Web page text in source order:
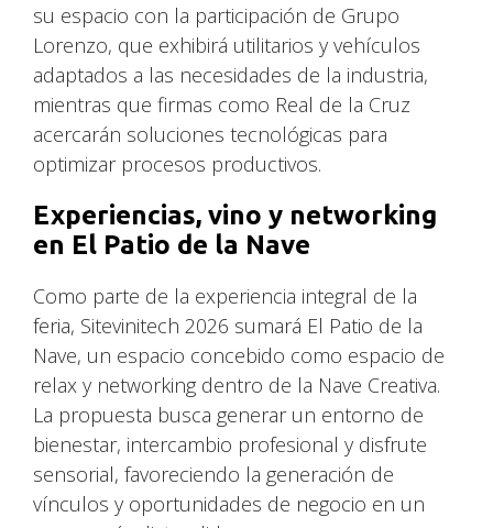
su espacio con la participación de Grupo
Lorenzo, que exhibirá utilitarios y vehículos
adaptados a las necesidades de la industria,
mientras que firmas como Real de la Cruz
acercarán soluciones tecnológicas para
optimizar procesos productivos.
Experiencias, vino y networking
en El Patio de la Nave
Como parte de la experiencia integral de la
feria, Sitevinitech 2026 sumará El Patio de la
Nave, un espacio concebido como espacio de
relax y networking dentro de la Nave Creativa.
La propuesta busca generar un entorno de
bienestar, intercambio profesional y disfrute
sensorial, favoreciendo la generación de
vínculos y oportunidades de negocio en un